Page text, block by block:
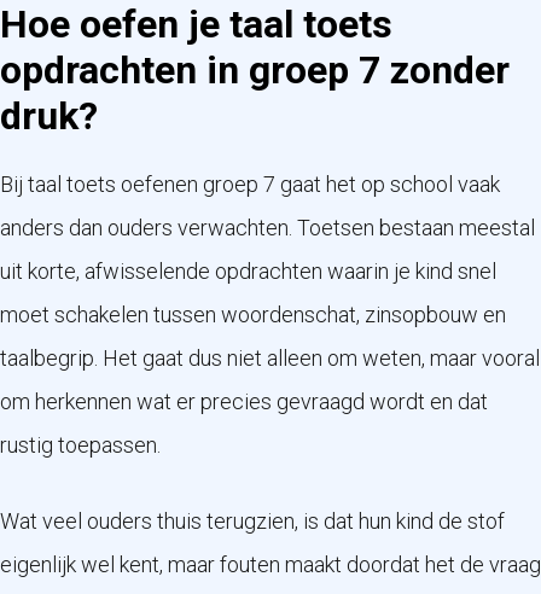
Hoe oefen je taal toets
opdrachten in groep 7 zonder
druk?
Bij taal toets oefenen groep 7 gaat het op school vaak
anders dan ouders verwachten. Toetsen bestaan meestal
uit korte, afwisselende opdrachten waarin je kind snel
moet schakelen tussen woordenschat, zinsopbouw en
taalbegrip. Het gaat dus niet alleen om weten, maar vooral
om herkennen wat er precies gevraagd wordt en dat
rustig toepassen.
Wat veel ouders thuis terugzien, is dat hun kind de stof
eigenlijk wel kent, maar fouten maakt doordat het de vraag